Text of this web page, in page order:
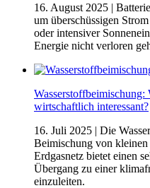
16. August 2025 |
um überschüssigen
oder intensiver
Energie nicht verloren
wirtschaftlich interessant?
16. Juli 2025 | Die
Beimischung von kleinen
Erdgasnetz bietet einen
Übergang zu einer
einzuleiten.